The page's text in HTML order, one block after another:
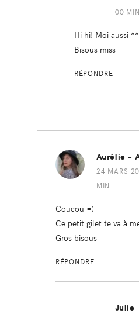
00 MIN
Hi hi! Moi aussi ^^
Bisous miss
RÉPONDRE
Aurélie -
24 MARS
MIN
Coucou =)
Ce petit gilet te va à
Gros bisous
RÉPONDRE
Julie